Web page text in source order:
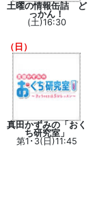
土曜の情報缶詰 ど
っかん！
(土)16:30
（日）
真田かずみの「おく
ち研究室」
第1･3(日)11:45